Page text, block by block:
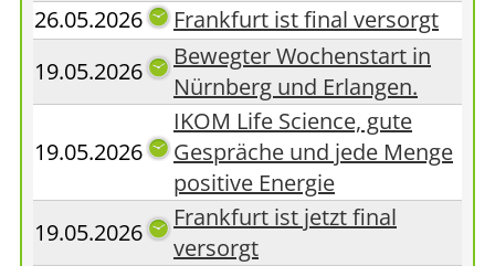
26.05.2026
Frankfurt ist final versorgt
19.05.2026
Bewegter Wochenstart in
Nürnberg und Erlangen.
19.05.2026
IKOM Life Science, gute
Gespräche und jede Menge
positive Energie
19.05.2026
Frankfurt ist jetzt final
versorgt